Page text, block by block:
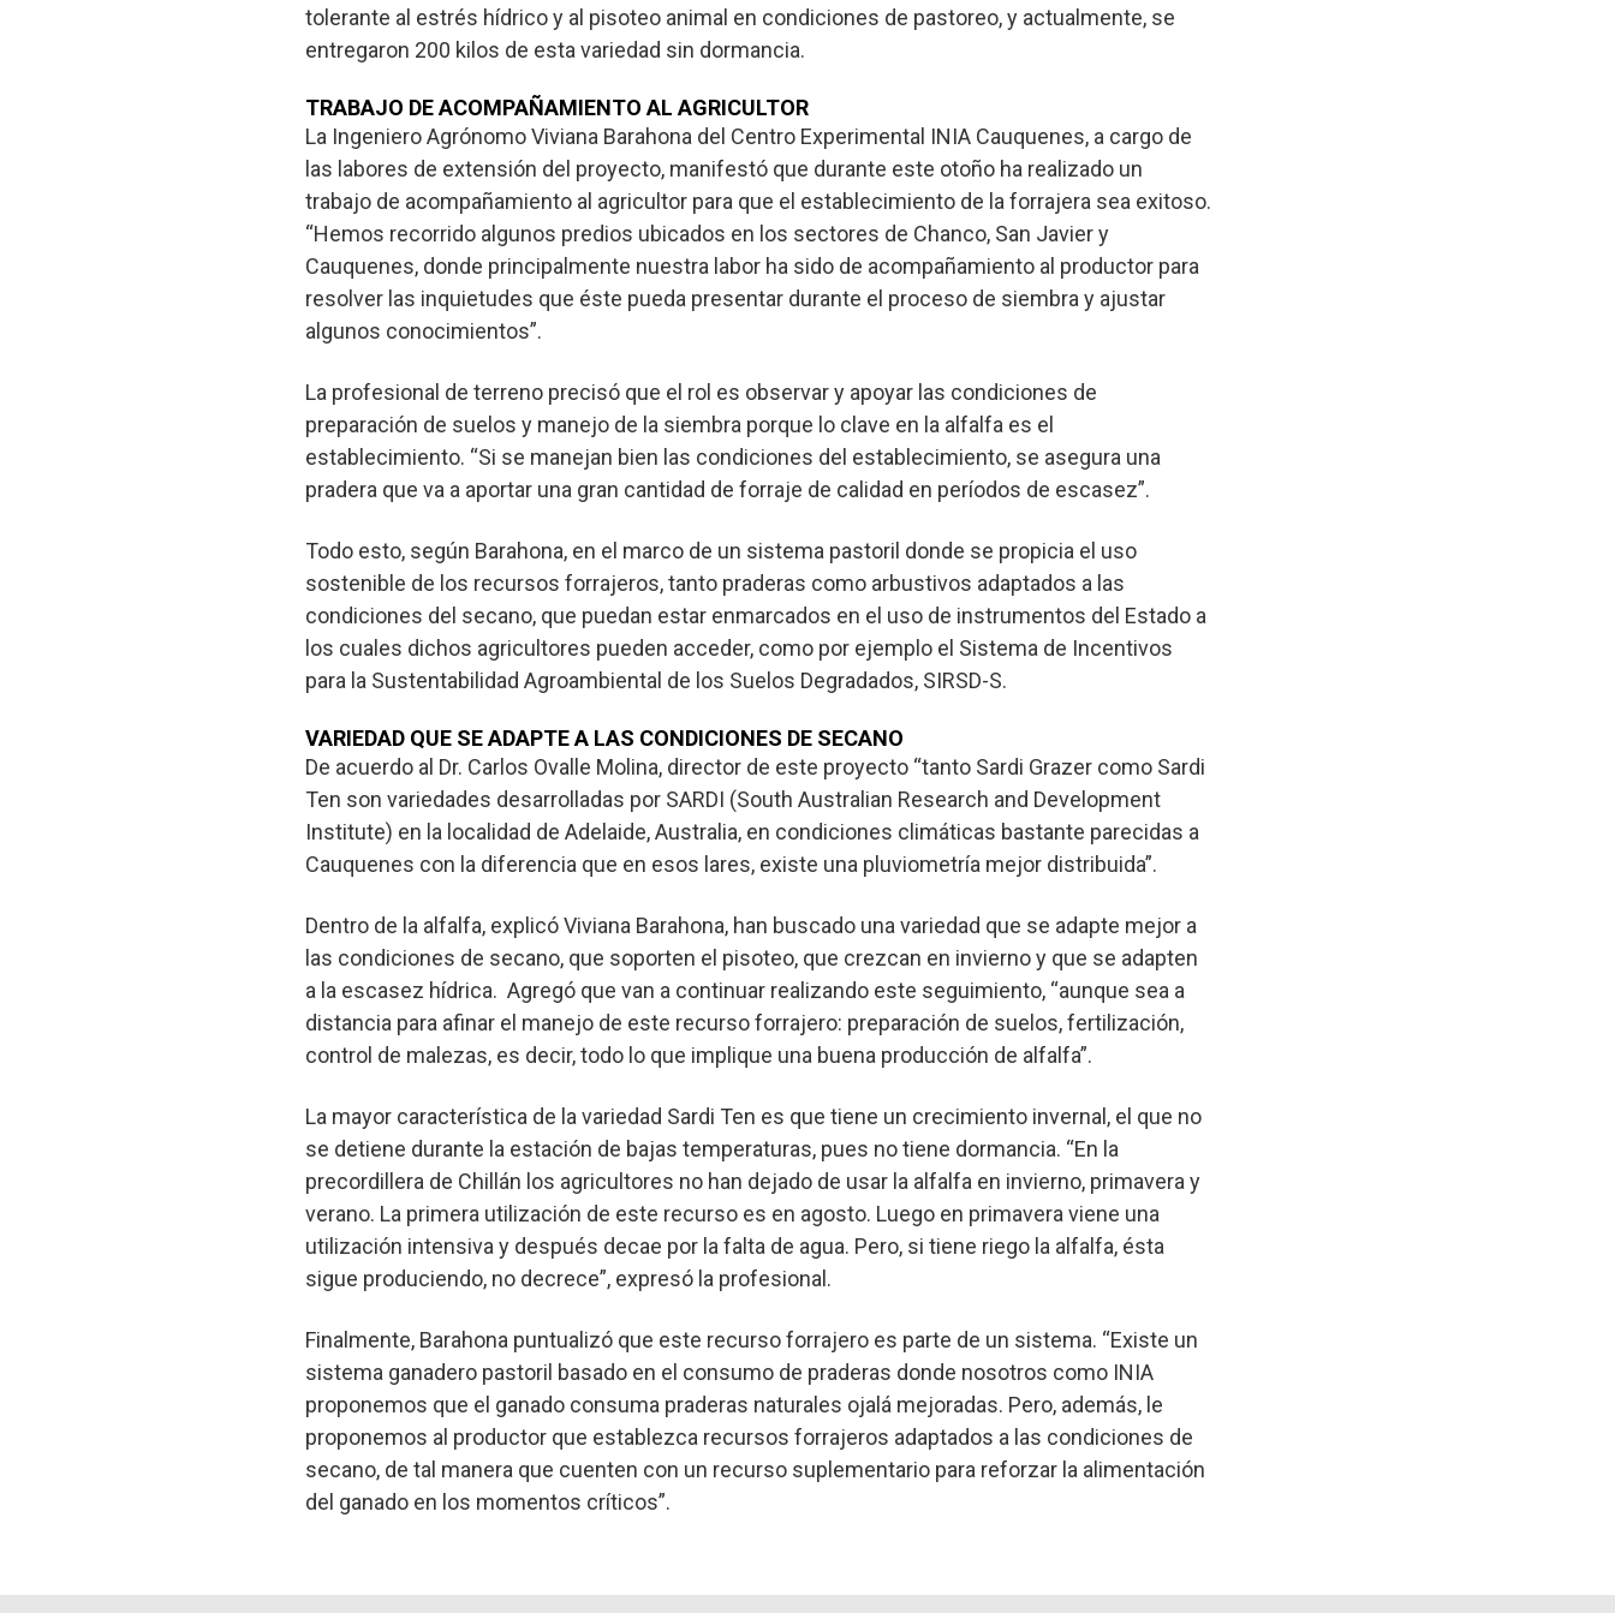
tolerante al estrés hídrico y al pisoteo animal en condiciones de pastoreo, y actualmente, se
entregaron 200 kilos de esta variedad sin dormancia.
TRABAJO DE ACOMPAÑAMIENTO AL AGRICULTOR
La Ingeniero Agrónomo Viviana Barahona del Centro Experimental INIA Cauquenes, a cargo de
las labores de extensión del proyecto, manifestó que durante este otoño ha realizado un
trabajo de acompañamiento al agricultor para que el establecimiento de la forrajera sea exitoso.
“Hemos recorrido algunos predios ubicados en los sectores de Chanco, San Javier y
Cauquenes, donde principalmente nuestra labor ha sido de acompañamiento al productor para
resolver las inquietudes que éste pueda presentar durante el proceso de siembra y ajustar
algunos conocimientos”.
La profesional de terreno precisó que el rol es observar y apoyar las condiciones de
preparación de suelos y manejo de la siembra porque lo clave en la alfalfa es el
establecimiento. “Si se manejan bien las condiciones del establecimiento, se asegura una
pradera que va a aportar una gran cantidad de forraje de calidad en períodos de escasez”.
Todo esto, según Barahona, en el marco de un sistema pastoril donde se propicia el uso
sostenible de los recursos forrajeros, tanto praderas como arbustivos adaptados a las
condiciones del secano, que puedan estar enmarcados en el uso de instrumentos del Estado a
los cuales dichos agricultores pueden acceder, como por ejemplo el Sistema de Incentivos
para la Sustentabilidad Agroambiental de los Suelos Degradados, SIRSD-S.
VARIEDAD QUE SE ADAPTE A LAS CONDICIONES DE SECANO
De acuerdo al Dr. Carlos Ovalle Molina, director de este proyecto “tanto Sardi Grazer como Sardi
Ten son variedades desarrolladas por SARDI (South Australian Research and Development
Institute) en la localidad de Adelaide, Australia, en condiciones climáticas bastante parecidas a
Cauquenes con la diferencia que en esos lares, existe una pluviometría mejor distribuida”.
Dentro de la alfalfa, explicó Viviana Barahona, han buscado una variedad que se adapte mejor a
las condiciones de secano, que soporten el pisoteo, que crezcan en invierno y que se adapten
a la escasez hídrica. Agregó que van a continuar realizando este seguimiento, “aunque sea a
distancia para afinar el manejo de este recurso forrajero: preparación de suelos, fertilización,
control de malezas, es decir, todo lo que implique una buena producción de alfalfa”.
La mayor característica de la variedad Sardi Ten es que tiene un crecimiento invernal, el que no
se detiene durante la estación de bajas temperaturas, pues no tiene dormancia. “En la
precordillera de Chillán los agricultores no han dejado de usar la alfalfa en invierno, primavera y
verano. La primera utilización de este recurso es en agosto. Luego en primavera viene una
utilización intensiva y después decae por la falta de agua. Pero, si tiene riego la alfalfa, ésta
sigue produciendo, no decrece”, expresó la profesional.
Finalmente, Barahona puntualizó que este recurso forrajero es parte de un sistema. “Existe un
sistema ganadero pastoril basado en el consumo de praderas donde nosotros como INIA
proponemos que el ganado consuma praderas naturales ojalá mejoradas. Pero, además, le
proponemos al productor que establezca recursos forrajeros adaptados a las condiciones de
secano, de tal manera que cuenten con un recurso suplementario para reforzar la alimentación
del ganado en los momentos críticos”.